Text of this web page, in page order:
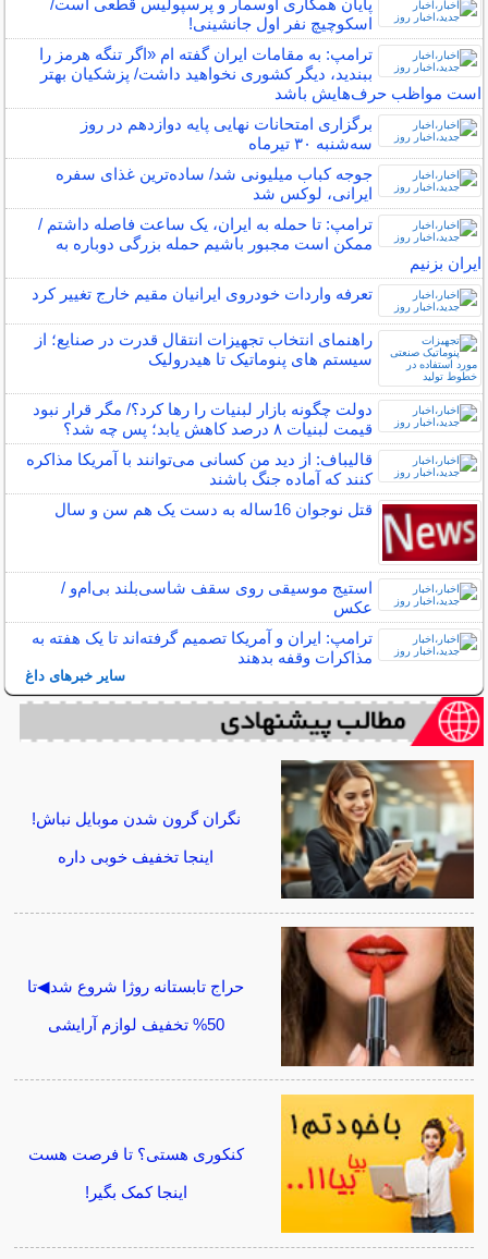
اسکوچیچ نفر اول جانشینی!
ترامپ: به مقامات ایران گفته ام «اگر تنگه هرمز را
ببندید، دیگر کشوری نخواهید داشت/ پزشکیان بهتر
است مواظب حرف‌هایش باشد
برگزاری امتحانات نهایی پایه دوازدهم در روز
سه‌شنبه ۳۰ تیرماه
جوجه‌ کباب میلیونی شد/ ساده‌ترین غذای سفره
ایرانی، لوکس شد
ترامپ: تا حمله به ایران، یک ساعت فاصله داشتم /
ممکن است مجبور باشیم حمله بزرگی دوباره به
ایران بزنیم
تعرفه واردات خودروی ایرانیان مقیم خارج تغییر کرد
راهنمای انتخاب تجهیزات انتقال قدرت در صنایع؛ از
سیستم های پنوماتیک تا هیدرولیک
دولت چگونه بازار لبنیات را رها کرد؟/ مگر قرار نبود
قیمت لبنیات ۸ درصد کاهش یابد؛ پس چه شد؟
قالیباف: از دید من کسانی می‌توانند با آمریکا مذاکره
کنند که آماده جنگ باشند
قتل نوجوان 16ساله به دست یک هم سن و سال
استیج موسیقی روی سقف شاسی‌بلند بی‌ام‌و /
عکس
ترامپ: ایران و آمریکا تصمیم گرفته‌اند تا یک هفته به
مذاکرات وقفه بدهند
سایر خبرهای داغ
نگران گرون شدن موبایل نباش!
اینجا تخفیف خوبی داره
حراج تابستانه روژا شروع شد◀تا
50% تخفیف لوازم آرایشی
کنکوری هستی؟ تا فرصت هست
اینجا کمک بگیر!